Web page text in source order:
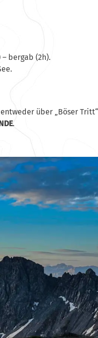
bergab (2h).
über „Böser Tritt“
.